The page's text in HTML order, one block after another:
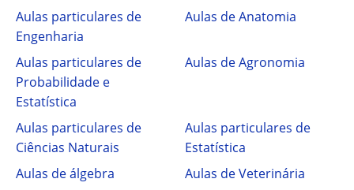
Aulas particulares de
Engenharia
Aulas de Anatomia
Aulas particulares de
Probabilidade e
Estatística
Aulas de Agronomia
Aulas particulares de
Ciências Naturais
Aulas particulares de
Estatística
Aulas de álgebra
Aulas de Veterinária